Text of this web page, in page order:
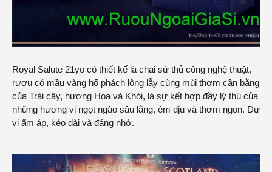
Royal Salute 21yo có thiết kế là chai sứ thủ công nghệ thuật,
rượu có mầu vàng hổ phách lông lẫy cùng mùi thơm cân bằng
của Trái cây, hương Hoa và Khói, là sự kết hợp đầy lý thú của
những hương vị ngọt ngào sâu lắng, êm dịu và thơm ngon. Dư
vị ấm áp, kéo dài và đáng nhớ.